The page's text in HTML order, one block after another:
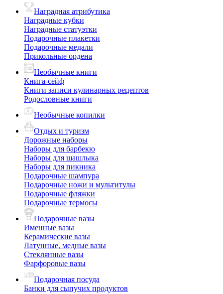
Наградная атрибутика
Наградные кубки
Наградные статуэтки
Подарочные плакетки
Подарочные медали
Прикольные ордена
Необычные книги
Книга-сейф
Книги записи кулинарных рецептов
Родословные книги
Необычные копилки
Отдых и туризм
Дорожные наборы
Наборы для барбекю
Наборы для шашлыка
Наборы для пикника
Подарочные шампура
Подарочные ножи и мультитулы
Подарочные фляжки
Подарочные термосы
Подарочные вазы
Именные вазы
Керамические вазы
Латунные, медные вазы
Стеклянные вазы
Фарфоровые вазы
Подарочная посуда
Банки для сыпучих продуктов